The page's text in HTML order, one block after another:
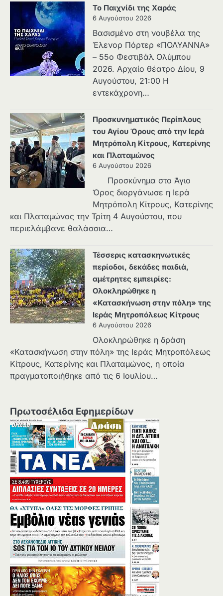
Το Παιχνίδι της Χαράς
6 Αυγούστου 2026
Βασισμένο στη νουβέλα της
Έλενορ Πόρτερ «ΠΟΛΥΑΝΝΑ»
– 55ο Φεστιβάλ Ολύμπου
2026. Αρχαίο θέατρο Δίου, 9
Αυγούστου, 21:00 Η
εντεκάχρονη…
Προσκυνηματικός Περίπλους
του Αγίου Όρους από την Ιερά
Μητρόπολη Κίτρους, Κατερίνης
και Πλαταμώνος
6 Αυγούστου 2026
Προσκύνημα στο Άγιο
Όρος διοργάνωσε η Ιερά
Μητρόπολη Κίτρους, Κατερίνης
και Πλαταμώνος την Τρίτη 4 Αυγούστου, που
περιελάμβανε θαλάσσια…
Τέσσερις κατασκηνωτικές
περίοδοι, δεκάδες παιδιά,
αμέτρητες εμπειρίες:
Ολοκληρώθηκε η
«Κατασκήνωση στην πόλη» της
Ιεράς Μητροπόλεως Κίτρους
6 Αυγούστου 2026
Ολοκληρώθηκε η δράση
«Κατασκήνωση στην πόλη» της Ιεράς Μητροπόλεως
Κίτρους, Κατερίνης και Πλαταμώνος, η οποία
πραγματοποιήθηκε από τις 6 Ιουλίου…
Πρωτοσέλιδα Εφημερίδων